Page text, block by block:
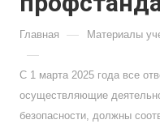
Главная — Материалы
—
С 1 марта 2025 года все
осуществляющие
безопасности, должны